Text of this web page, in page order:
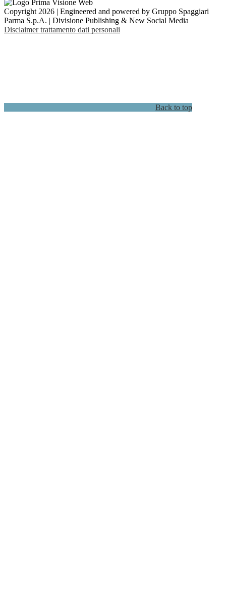
Copyright 2026 | Engineered and powered by Gruppo Spaggiari
Parma S.p.A. | Divisione Publishing & New Social Media
Disclaimer trattamento dati personali
Back to top